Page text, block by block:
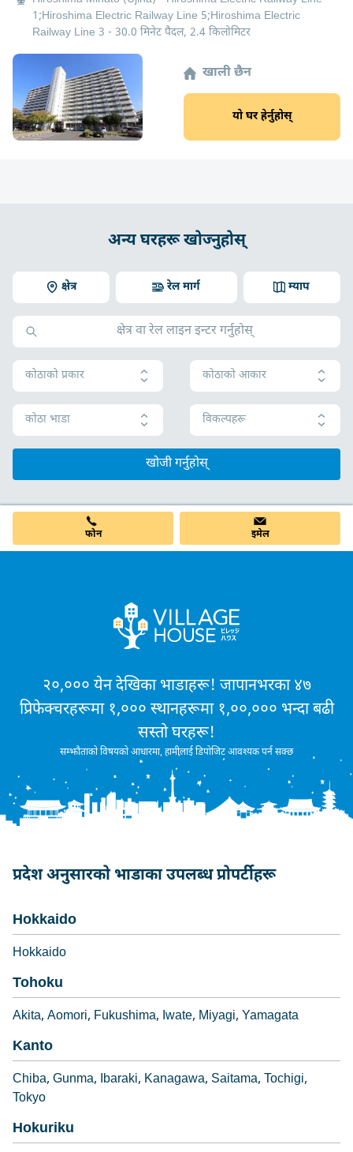
1;Hiroshima Electric Railway Line 5;Hiroshima Electric
Railway Line 3 - 30.0 मिनेट पैदल, 2.4 किलोमिटर
खाली छैन
यो घर हेर्नुहोस्
अन्य घरहरू खोज्नुहोस्
क्षेत्र म्याप
रेल मार्ग
कोठाको प्रकार कोठाको आकार
कोठा भाडा विकल्पहरू
खोजी गर्नुहोस्
फोन इमेल
२०,००० येन देखिका भाडाहरू! जापानभरका ४७
प्रिफेक्चरहरूमा १,००० स्थानहरूमा १,००,००० भन्दा बढी
सस्तो घरहरू!
सम्झौताको विषयको आधारमा, हामीलाई डिपोजिट आवश्यक पर्न सक्छ
प्रदेश अनुसारको भाडाका उपलब्ध प्रोपर्टीहरू
Hokkaido
Hokkaido
Tohoku
Akita Aomori Fukushima Iwate Miyagi Yamagata
Kanto
Chiba Gunma Ibaraki Kanagawa Saitama Tochigi
Tokyo
Hokuriku